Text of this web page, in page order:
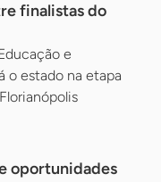
finalistas do
e
o estado na etapa
oportunidades